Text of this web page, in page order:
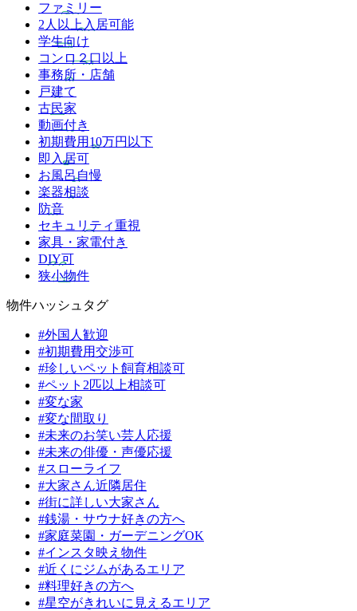
ファミリー
2人以上入居可能
学生向け
コンロ２口以上
事務所・店舗
戸建て
古民家
動画付き
初期費用10万円以下
即入居可
お風呂自慢
楽器相談
防音
セキュリティ重視
家具・家電付き
DIY可
狭小物件
物件ハッシュタグ
#外国人歓迎
#初期費用交渉可
#珍しいペット飼育相談可
#ペット2匹以上相談可
#変な家
#変な間取り
#未来のお笑い芸人応援
#未来の俳優・声優応援
#スローライフ
#大家さん近隣居住
#街に詳しい大家さん
#銭湯・サウナ好きの方へ
#家庭菜園・ガーデニングOK
#インスタ映え物件
#近くにジムがあるエリア
#料理好きの方へ
#星空がきれいに見えるエリア